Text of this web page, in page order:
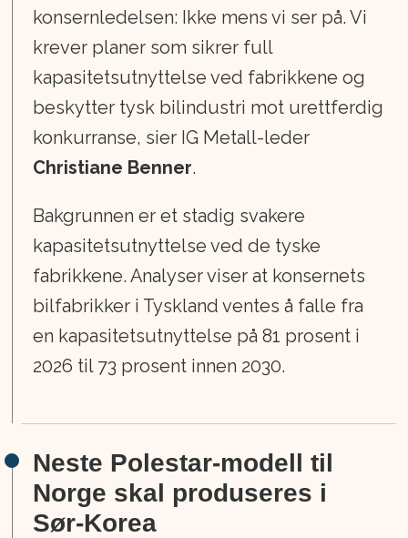
konsernledelsen: Ikke mens vi ser på. Vi
krever planer som sikrer full
kapasitetsutnyttelse ved fabrikkene og
beskytter tysk bilindustri mot urettferdig
konkurranse, sier IG Metall-leder
Christiane Benner.
Bakgrunnen er et stadig svakere
kapasitetsutnyttelse ved de tyske
fabrikkene. Analyser viser at konsernets
bilfabrikker i Tyskland ventes å falle fra
en kapasitetsutnyttelse på 81 prosent i
2026 til 73 prosent innen 2030.
Neste Polestar-modell til
Norge skal produseres i
Sør-Korea